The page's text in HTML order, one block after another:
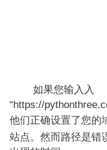
如果您输入入
“https://
他们正确设置了您的
站点。然而路径是错